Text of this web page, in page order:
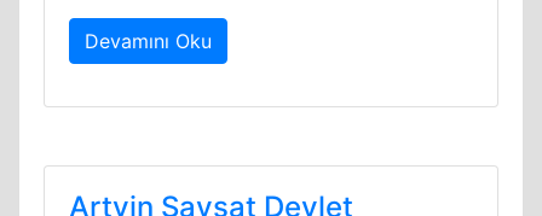
Devamını Oku
Artvin Şavşat Devlet